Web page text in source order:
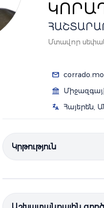
Մտավոր
Հայերեն,
Կրթություն